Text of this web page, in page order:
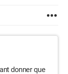
donner que